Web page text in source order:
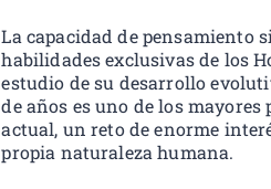
La capacidad de pensamiento
habilidades exclusivas de los
estudio de su desarrollo
de años es uno de los
actual, un reto de enorme
propia naturaleza humana.